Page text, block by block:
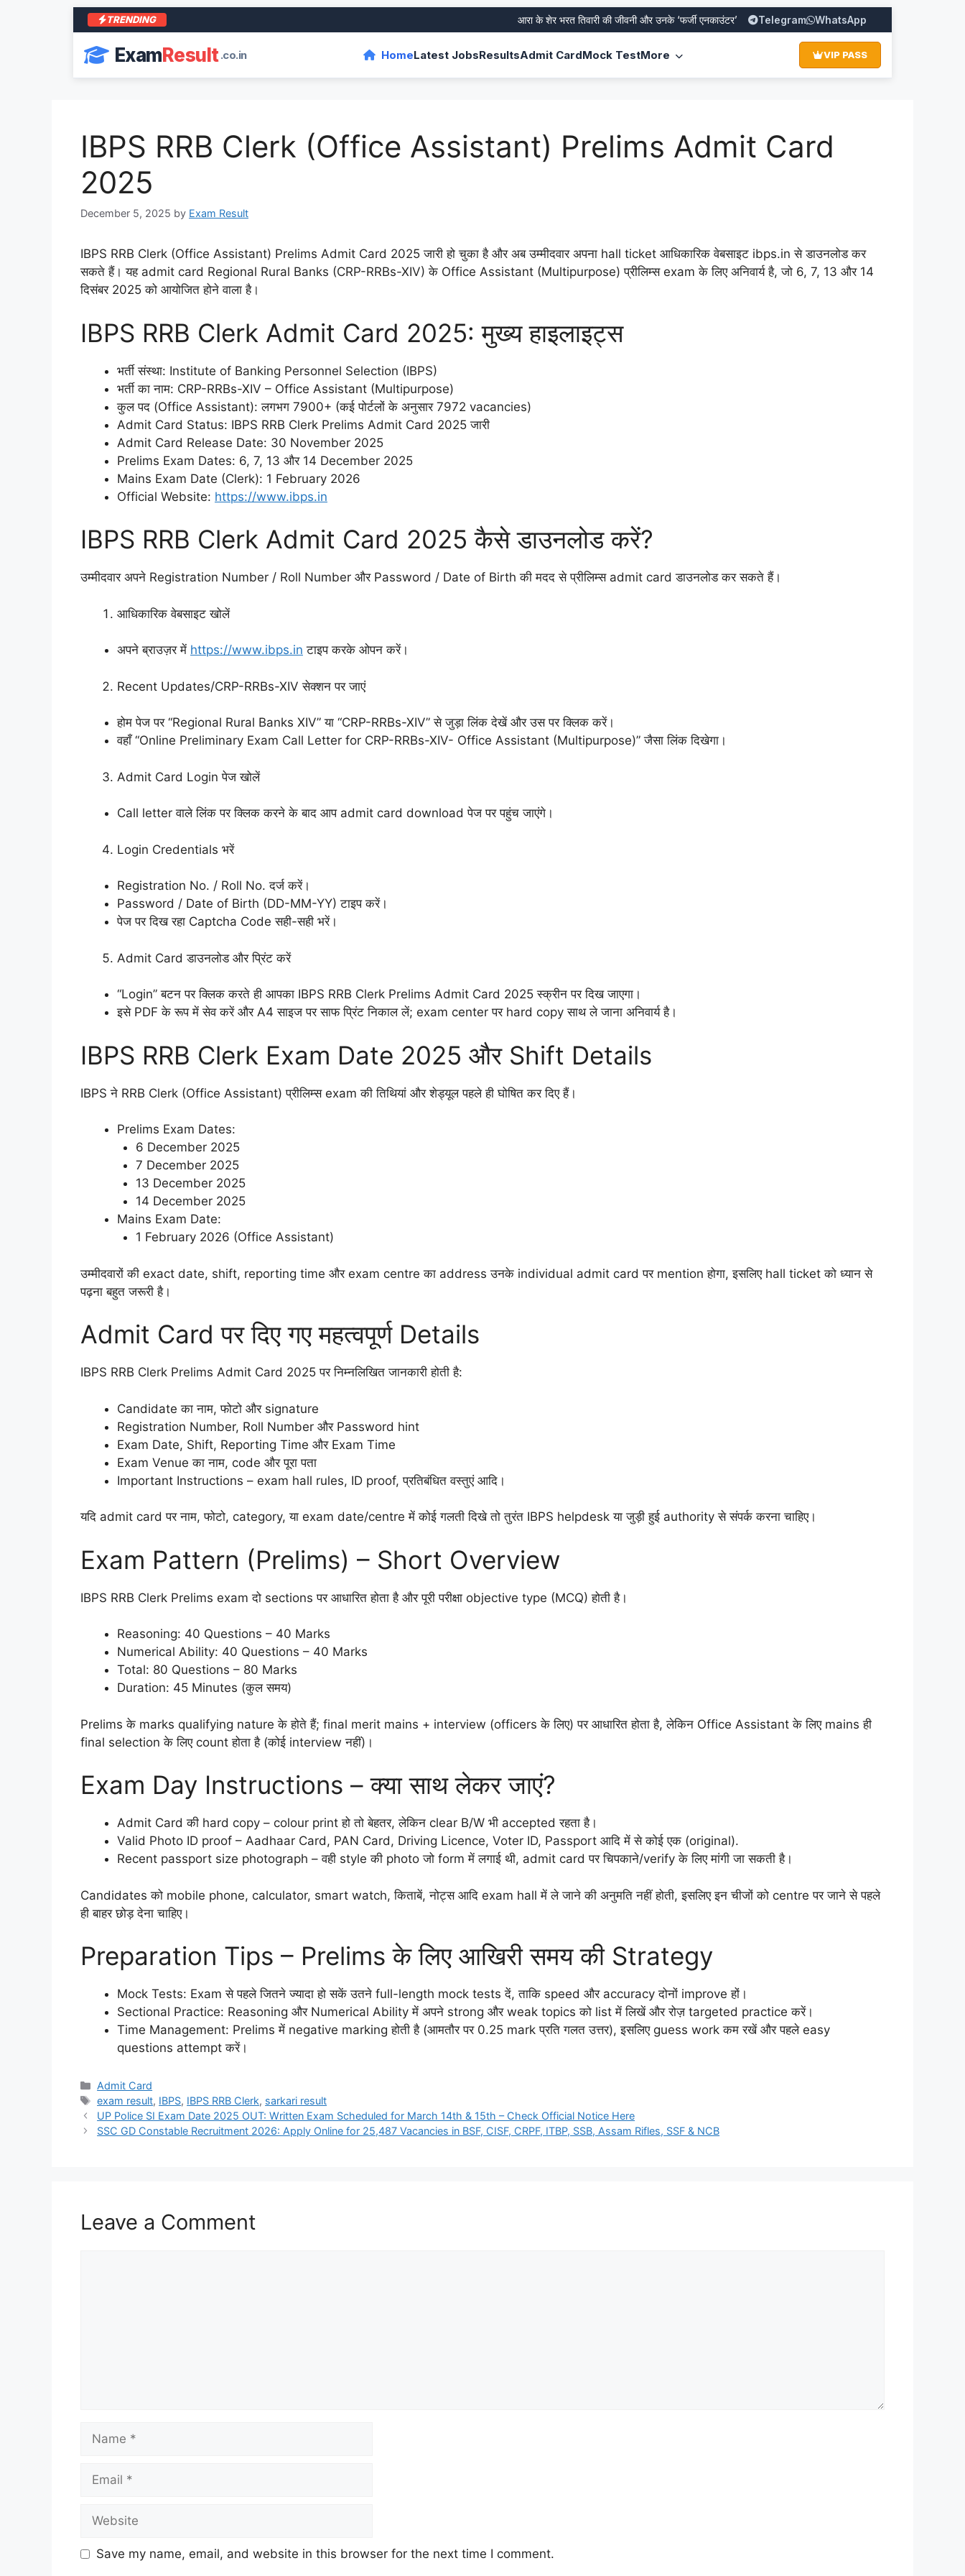
TRENDING आरा के शेर भरत तिवारी की जीवनी और उनके ‘फर्जी एनकाउंटर’ का पूरा सच SBI PO Recruitment 2026: Apply Online
Telegram WhatsApp
ExamResult.co.in HomeLatest JobsResultsAdmit CardMock TestMore VIP PASS
IBPS RRB Clerk (Office Assistant) Prelims Admit Card
2025
December 5, 2025 by Exam Result
IBPS RRB Clerk (Office Assistant) Prelims Admit Card 2025 जारी हो चुका है और अब उम्मीदवार अपना hall ticket आधिकारिक वेबसाइट ibps.in से डाउनलोड कर
सकते हैं। यह admit card Regional Rural Banks (CRP-RRBs-XIV) के Office Assistant (Multipurpose) प्रीलिम्स exam के लिए अनिवार्य है, जो 6, 7, 13 और 14
दिसंबर 2025 को आयोजित होने वाला है।
IBPS RRB Clerk Admit Card 2025: मुख्य हाइलाइट्स
भर्ती संस्था: Institute of Banking Personnel Selection (IBPS)
भर्ती का नाम: CRP-RRBs-XIV – Office Assistant (Multipurpose)
कुल पद (Office Assistant): लगभग 7900+ (कई पोर्टलों के अनुसार 7972 vacancies)
Admit Card Status: IBPS RRB Clerk Prelims Admit Card 2025 जारी
Admit Card Release Date: 30 November 2025
Prelims Exam Dates: 6, 7, 13 और 14 December 2025
Mains Exam Date (Clerk): 1 February 2026
Official Website: https://www.ibps.in
IBPS RRB Clerk Admit Card 2025 कैसे डाउनलोड करें?
उम्मीदवार अपने Registration Number / Roll Number और Password / Date of Birth की मदद से प्रीलिम्स admit card डाउनलोड कर सकते हैं।
आधिकारिक वेबसाइट खोलें
अपने ब्राउज़र में https://www.ibps.in टाइप करके ओपन करें।
Recent Updates/CRP-RRBs-XIV सेक्शन पर जाएं
होम पेज पर “Regional Rural Banks XIV” या “CRP-RRBs-XIV” से जुड़ा लिंक देखें और उस पर क्लिक करें।
वहाँ “Online Preliminary Exam Call Letter for CRP-RRBs-XIV- Office Assistant (Multipurpose)” जैसा लिंक दिखेगा।
Admit Card Login पेज खोलें
Call letter वाले लिंक पर क्लिक करने के बाद आप admit card download पेज पर पहुंच जाएंगे।
Login Credentials भरें
Registration No. / Roll No. दर्ज करें।
Password / Date of Birth (DD-MM-YY) टाइप करें।
पेज पर दिख रहा Captcha Code सही-सही भरें।
Admit Card डाउनलोड और प्रिंट करें
“Login” बटन पर क्लिक करते ही आपका IBPS RRB Clerk Prelims Admit Card 2025 स्क्रीन पर दिख जाएगा।
इसे PDF के रूप में सेव करें और A4 साइज पर साफ प्रिंट निकाल लें; exam center पर hard copy साथ ले जाना अनिवार्य है।
IBPS RRB Clerk Exam Date 2025 और Shift Details
IBPS ने RRB Clerk (Office Assistant) प्रीलिम्स exam की तिथियां और शेड्यूल पहले ही घोषित कर दिए हैं।
Prelims Exam Dates:
6 December 2025
7 December 2025
13 December 2025
14 December 2025
Mains Exam Date:
1 February 2026 (Office Assistant)
उम्मीदवारों की exact date, shift, reporting time और exam centre का address उनके individual admit card पर mention होगा, इसलिए hall ticket को ध्यान से
पढ़ना बहुत जरूरी है।
Admit Card पर दिए गए महत्वपूर्ण Details
IBPS RRB Clerk Prelims Admit Card 2025 पर निम्नलिखित जानकारी होती है:
Candidate का नाम, फोटो और signature
Registration Number, Roll Number और Password hint
Exam Date, Shift, Reporting Time और Exam Time
Exam Venue का नाम, code और पूरा पता
Important Instructions – exam hall rules, ID proof, प्रतिबंधित वस्तुएं आदि।
यदि admit card पर नाम, फोटो, category, या exam date/centre में कोई गलती दिखे तो तुरंत IBPS helpdesk या जुड़ी हुई authority से संपर्क करना चाहिए।
Exam Pattern (Prelims) – Short Overview
IBPS RRB Clerk Prelims exam दो sections पर आधारित होता है और पूरी परीक्षा objective type (MCQ) होती है।
Reasoning: 40 Questions – 40 Marks
Numerical Ability: 40 Questions – 40 Marks
Total: 80 Questions – 80 Marks
Duration: 45 Minutes (कुल समय)
Prelims के marks qualifying nature के होते हैं; final merit mains + interview (officers के लिए) पर आधारित होता है, लेकिन Office Assistant के लिए mains ही
final selection के लिए count होता है (कोई interview नहीं)।
Exam Day Instructions – क्या साथ लेकर जाएं?
Admit Card की hard copy – colour print हो तो बेहतर, लेकिन clear B/W भी accepted रहता है।
Valid Photo ID proof – Aadhaar Card, PAN Card, Driving Licence, Voter ID, Passport आदि में से कोई एक (original).
Recent passport size photograph – वही style की photo जो form में लगाई थी, admit card पर चिपकाने/verify के लिए मांगी जा सकती है।
Candidates को mobile phone, calculator, smart watch, किताबें, नोट्स आदि exam hall में ले जाने की अनुमति नहीं होती, इसलिए इन चीजों को centre पर जाने से पहले
ही बाहर छोड़ देना चाहिए।
Preparation Tips – Prelims के लिए आखिरी समय की Strategy
Mock Tests: Exam से पहले जितने ज्यादा हो सकें उतने full-length mock tests दें, ताकि speed और accuracy दोनों improve हों।
Sectional Practice: Reasoning और Numerical Ability में अपने strong और weak topics को list में लिखें और रोज़ targeted practice करें।
Time Management: Prelims में negative marking होती है (आमतौर पर 0.25 mark प्रति गलत उत्तर), इसलिए guess work कम रखें और पहले easy
questions attempt करें।
Admit Card
exam result, IBPS, IBPS RRB Clerk, sarkari result
UP Police SI Exam Date 2025 OUT: Written Exam Scheduled for March 14th & 15th – Check Official Notice Here
SSC GD Constable Recruitment 2026: Apply Online for 25,487 Vacancies in BSF, CISF, CRPF, ITBP, SSB, Assam Rifles, SSF & NCB
Leave a Comment
Save my name, email, and website in this browser for the next time I comment.